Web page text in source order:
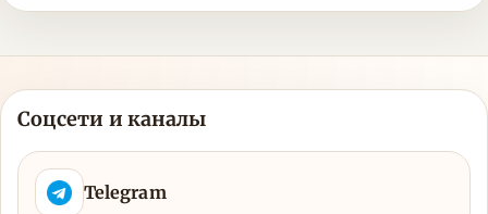
Соцсети и каналы
Telegram